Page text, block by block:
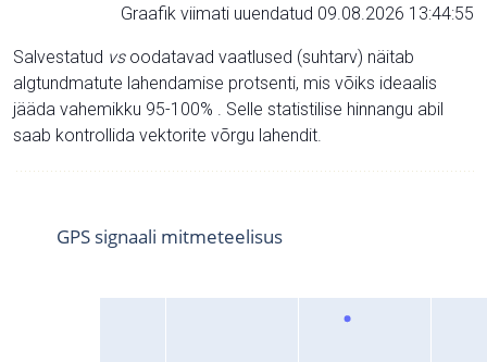
Graafik viimati uuendatud 09.08.2026 13:44:55
Salvestatud vsoodatavad vaatlused (suhtarv) näitab
algtundmatute lahendamise protsenti, mis võiks ideaalis
jääda vahemikku 95-100% . Selle statistilise hinnangu abil
saab kontrollida vektorite võrgu lahendit.
GPS signaali mitmeteelisus